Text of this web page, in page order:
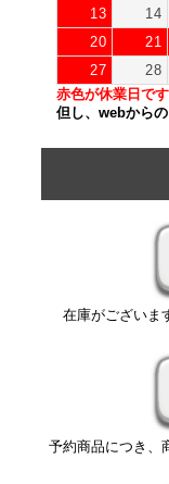
13
14
20
21
27
28
赤色が休業日です
但し、webから
在庫がございま
予約商品につき、